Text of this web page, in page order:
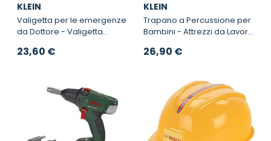
KLEIN
Valigetta per le emergenze
da Dottore - Valigetta
emergenze
23,60 €
KLEIN
Trapano a Percussione per
Bambini - Attrezzi da Lavoro
26,90 €